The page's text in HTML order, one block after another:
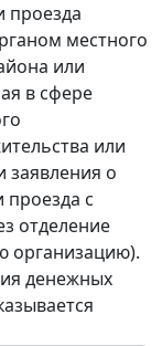
проезда
местного
или
в сфере
или
заявления о
с
отделение
организацию).
денежных